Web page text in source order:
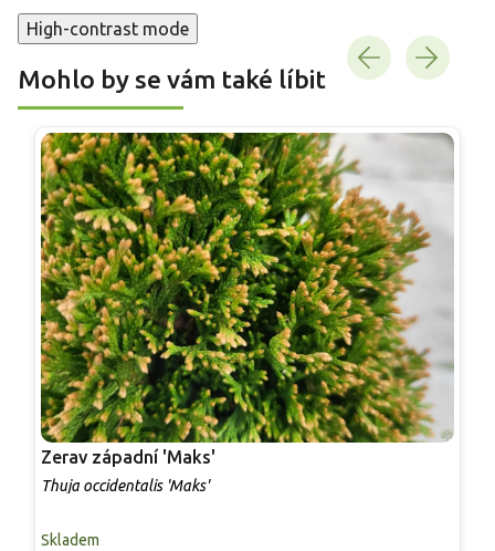
High-contrast mode
Mohlo by se vám také líbit
Zerav západní 'Maks'
Thuja occidentalis 'Maks'
Skladem